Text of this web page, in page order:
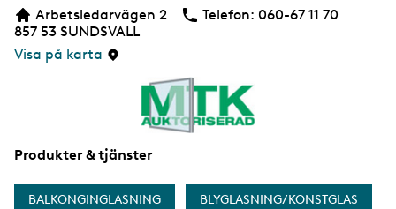
b
s
i
Arbetsledarvägen 2
857 53 SUNDSVALL
Visa på karta
Telefon: Telefon
060-67 11 70
Produkter & tjänster
BALKONGINGLASNING BLYGLASNING/KONSTGLAS